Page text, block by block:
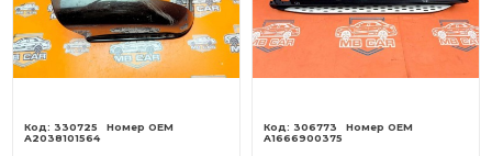
330725
A2038101564
306773
A1666900375